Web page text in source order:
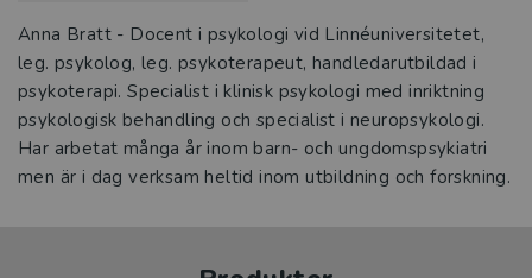
Anna Bratt - Docent i psykologi vid Linnéuniversitetet,
leg. psykolog, leg. psykoterapeut, handledarutbildad i
psykoterapi. Specialist i klinisk psykologi med inriktning
psykologisk behandling och specialist i neuropsykologi.
Har arbetat många år inom barn- och ungdomspsykiatri
men är i dag verksam heltid inom utbildning och forskning.